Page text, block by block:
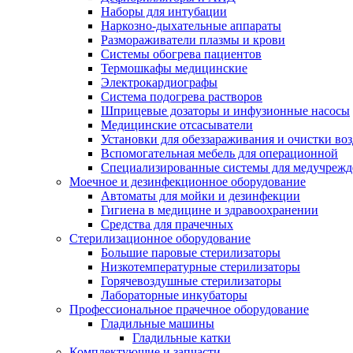
Наборы для интубации
Наркозно-дыхательные аппараты
Размораживатели плазмы и крови
Системы обогрева пациентов
Термошкафы медицинские
Электрокардиографы
Cистема подогрева растворов
Шприцевые дозаторы и инфузионные насосы
Медицинские отсасыватели
Установки для обеззараживания и очистки
Вспомогательная мебель для операционной
Специализированные системы для
Моечное и дезинфекционное оборудование
Автоматы для мойки и дезинфекции
Гигиена в медицине и здравоохранении
Средства для прачечных
Стерилизационное оборудование
Большие паровые стерилизаторы
Низкотемпературные стерилизаторы
Горячевоздушные стерилизаторы
Лабораторные инкубаторы
Профессиональное прачечное оборудование
Гладильные машины
Гладильные катки